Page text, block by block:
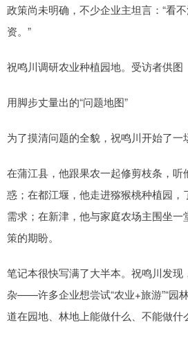
政策尚未明确，不少企业主坦言：“看
资。”
祝鸣川调研农业种植园地。受访者供图
用脚步丈量出的“问题地图”
为了摸清问题的全貌，祝鸣川开始了一
在蒲江县，他跟果农一起修剪枝条，听
惑；在都江堰，他走进猕猴桃种植园
需求；在新津，他与家庭农场主围坐
策的期盼。
笔记本很快写满了大半本。祝鸣川发现
杂——许多企业想尝试“农业+旅游”“园
道在园地、林地上能做什么、不能做什